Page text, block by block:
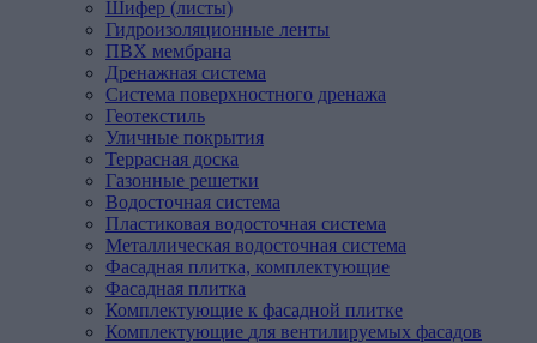
Шифер (листы)
Гидроизоляционные ленты
ПВХ мембрана
Дренажная система
Система поверхностного дренажа
Геотекстиль
Уличные покрытия
Террасная доска
Газонные решетки
Водосточная система
Пластиковая водосточная система
Металлическая водосточная система
Фасадная плитка, комплектующие
Фасадная плитка
Комплектующие к фасадной плитке
Комплектующие для вентилируемых фасадов